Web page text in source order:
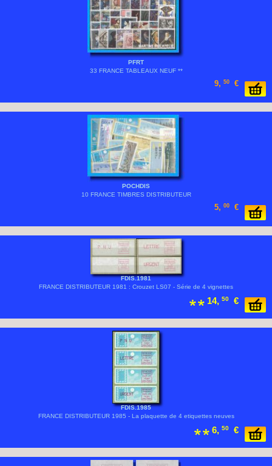
PFRT
33 FRANCE TABLEAUX NEUF **
9, 50 €
POCHDIS
10 FRANCE TIMBRES DISTRIBUTEUR
5, 00 €
FDIS.1981
FRANCE DISTRIBUTEUR 1981 : Crouzet LS07 - Série de 4 vignettes
14, 50 €
FDIS.1985
FRANCE DISTRIBUTEUR 1985 - La plaquette de 4 etiquettes neuves
6, 50 €